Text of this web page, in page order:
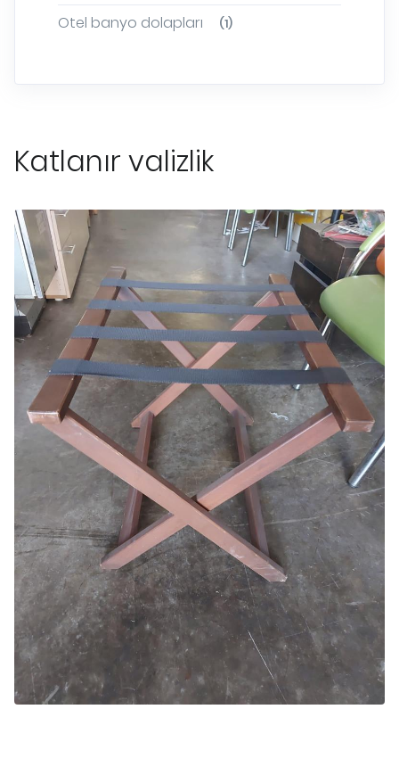
Otel banyo dolapları (1)
Katlanır valizlik